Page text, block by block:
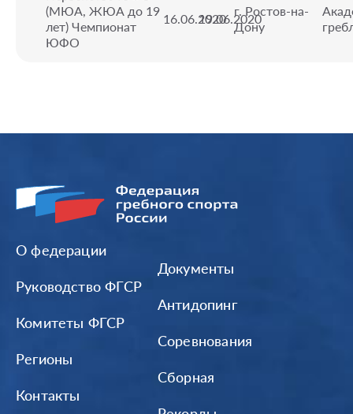
(МЮА, ЖЮА до 19
лет) Чемпионат
ЮФО
16.06.202019.06.2020
г. Ростов-на-
Дону
О федерации
Руководство ФГСР
Комитеты ФГСР
Регионы
Контакты
Документы
Антидопинг
Соревнования
Сборная